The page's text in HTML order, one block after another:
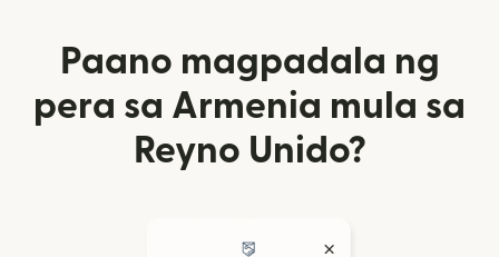
Paano magpadala ng
pera sa Armenia mula sa
Reyno Unido?